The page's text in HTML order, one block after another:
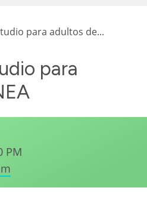
para adultos de...
para
PM